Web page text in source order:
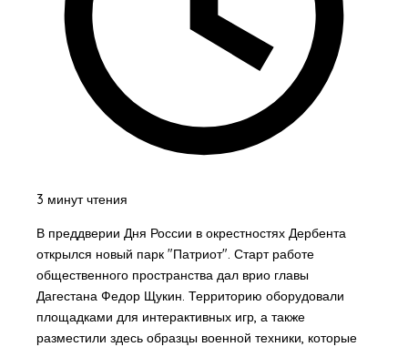
3 минут чтения
В преддверии Дня России в окрестностях Дербента
открылся новый парк "Патриот". Старт работе
общественного пространства дал врио главы
Дагестана Федор Щукин. Территорию оборудовали
площадками для интерактивных игр, а также
разместили здесь образцы военной техники, которые